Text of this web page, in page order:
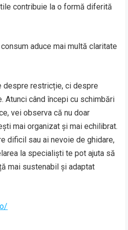
contribuie la o formă diferită
aduce mai multă claritate
despre restricție, ci despre
Atunci când începi cu schimbări
vei observa că nu doar
mai organizat și mai echilibrat.
dificil sau ai nevoie de ghidare,
la specialiști te pot ajuta să
mai sustenabil și adaptat